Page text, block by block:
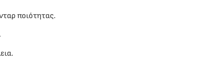
ποιότητας.